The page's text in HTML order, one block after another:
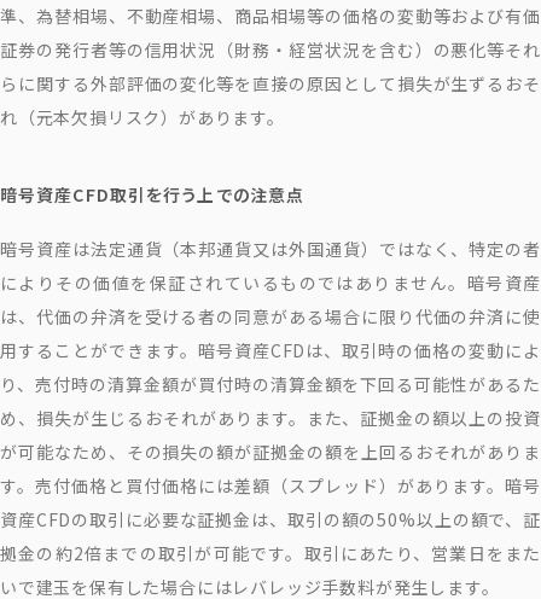
準、為替相場、不動産相場、商品相場等の価格の変動等および有価
証券の発行者等の信用状況（財務・経営状況を含む）の悪化等それ
らに関する外部評価の変化等を直接の原因として損失が生ずるおそ
れ（元本欠損リスク）があります。
暗号資産CFD取引を行う上での注意点
暗号資産は法定通貨（本邦通貨又は外国通貨）ではなく、特定の者
によりその価値を保証されているものではありません。暗号資産
は、代価の弁済を受ける者の同意がある場合に限り代価の弁済に使
用することができます。暗号資産CFDは、取引時の価格の変動によ
り、売付時の清算金額が買付時の清算金額を下回る可能性があるた
め、損失が生じるおそれがあります。また、証拠金の額以上の投資
が可能なため、その損失の額が証拠金の額を上回るおそれがありま
す。売付価格と買付価格には差額（スプレッド）があります。暗号
資産CFDの取引に必要な証拠金は、取引の額の50%以上の額で、証
拠金の約2倍までの取引が可能です。取引にあたり、営業日をまた
いで建玉を保有した場合にはレバレッジ手数料が発生します。